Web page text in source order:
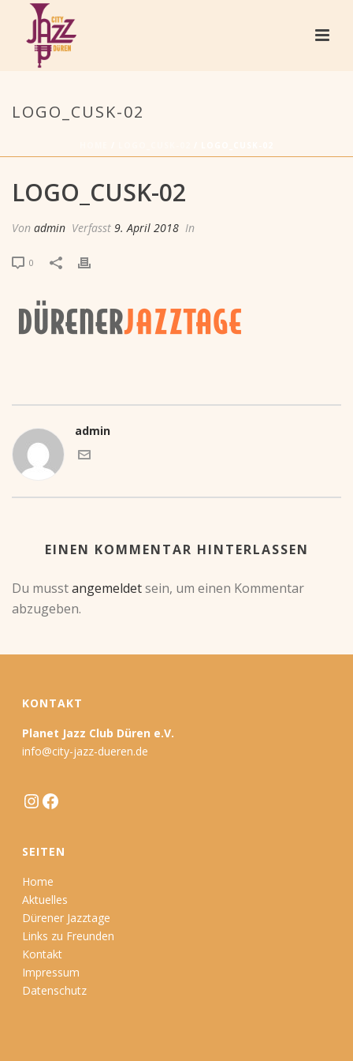
LOGO_CUSK-02
LOGO_CUSK-02
Von admin Verfasst 9. April 2018 In
0
admin
EINEN KOMMENTAR HINTERLASSEN
Du musstangemeldetsein, um einen Kommentar
abzugeben.
KONTAKT
Planet Jazz Club Düren e.V.
info@city-jazz-dueren.de
Instagram
Facebook
SEITEN
Home
Aktuelles
Dürener Jazztage
Links zu Freunden
Kontakt
Impressum
Datenschutz